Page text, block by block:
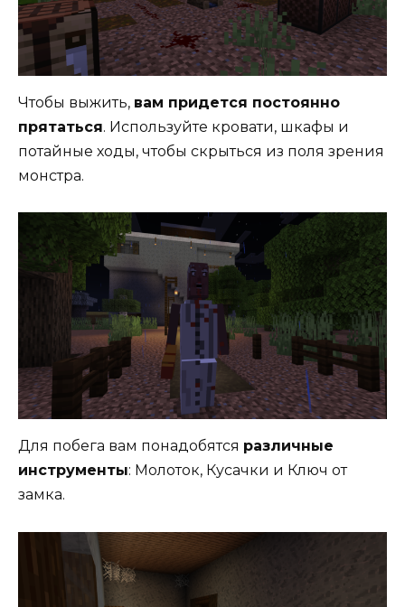
Чтобы выжить, вам придется постоянно
прятаться. Используйте кровати, шкафы и
потайные ходы, чтобы скрыться из поля зрения
монстра.
Для побега вам понадобятся различные
инструменты: Молоток, Кусачки и Ключ от
замка.